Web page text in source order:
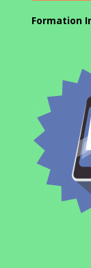
Formation